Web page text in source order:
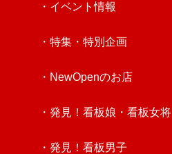
・イベント情報
・特集・特別企画
・NewOpenのお店
・発見！看板娘・看板女将
・発見！看板男子